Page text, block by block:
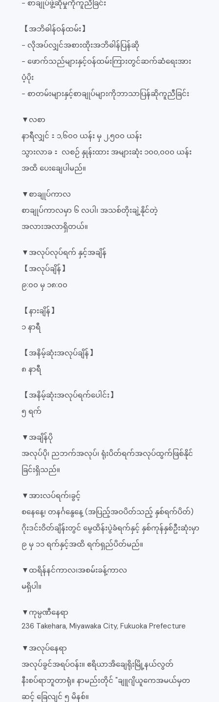
- စာချုပ်ဖွဲ့ဆိုမှုကိုကူညီခြင်း
【အဘိဓါန်ဝန်ထမ်း】
- လိုအပ်လျှင်အစားထိုးအဘိဓါန်ပြန်ဆို
- ဖောက်သည်များနှင့်ဝန်ထမ်းကြားတွင်ဆက်ဆံရေးအား
ပံ့ပိုး
- စာတမ်းများနှင့်စာချုပ်များကိုဘာသာပြန်ဆိုကူညီခြင်း
▼လစာ
နာရီလျှင်：၁,၆၀၀ ယန်း မှ ၂,၅၀၀ ယန်း
သွားလာခ： လစဉ် နှုန်းထား အများဆုံး ၁၀၀,၀၀၀ ယန်း
အထိ ပေးချေပါမည်။
▼စာချုပ်ကာလ
စာချုပ်ကာလမှာ ၆ လပါ၊ အသစ်တိုးချဲ့နိုင်တဲ့
အလားအလာရှိတယ်။
▼အလုပ်လုပ်ရက် နှင့်အချိန်
【အလုပ်ချိန်】
၉:၀၀ မှ ၁၈:၀၀
【နားချိန်】
၁ နာရီ
【အနိမ့်ဆုံးအလုပ်ချိန်】
၈ နာရီ
【အနိမ့်ဆုံးအလုပ်ရက်ပေါင်း】
၅ ရက်
▼အချိန်ပို
အလုပ်ပို၊ ညဘက်အလုပ်၊ ရုံးပိတ်ရက်အလုပ်ထွက်ဖြစ်နိုင်
ခြင်းရှိသည်။
▼အားလပ်ရက်၊ခွင့်
စနေနေ့၊ တနင်္ဂနွေနေ့ (အပြည့်အဝပိတ်သည့် နှစ်ရက်ပိတ်)
ဂိုးဒင်းဝိတ်ချိန်းတွင် မွေထိန်းပွဲခံရက်နှင့် နှစ်ကုန်နှစ်ဦးဆုံးမှာ
၉ မှ ၁၁ ရက်နှင့်အထိ ရက်ရှည်ပိတ်မည်။
▼ထရိန်နင်ကာလ၊အစမ်းခန့်ကာလ
မရှိပါ။
▼ကုမ္ပဏီနေရာ
236 Takehara, Miyawaka City, Fukuoka Prefecture
▼အလုပ်နေရာ
အလုပ်ခွင်အရပ်ဝန်း။ ဧရိယာအိချေရိုးမြို့နယ်လွတ်
နီးစပ်ရာဘူတာရုံ။ နာမည်းတိုင် "ချူဂျိယူကေအမယ်မှတ
ဆင့် ခြေလျင် ၅ မိနစ်။